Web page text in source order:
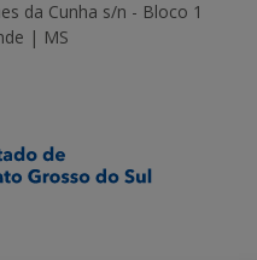
da Cunha s/n - Bloco 1
| MS